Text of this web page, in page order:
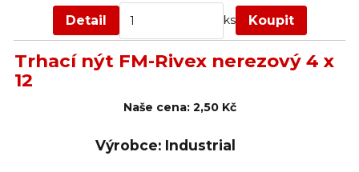
Detail ks Koupit
Trhací nýt FM-Rivex nerezový 4 x
12
Naše cena:2,50 Kč
Výrobce: Industrial